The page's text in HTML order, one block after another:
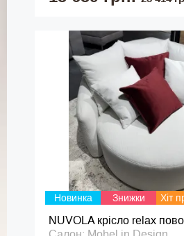
Новинка Знижки Хіт
NUVOLA крісло relax